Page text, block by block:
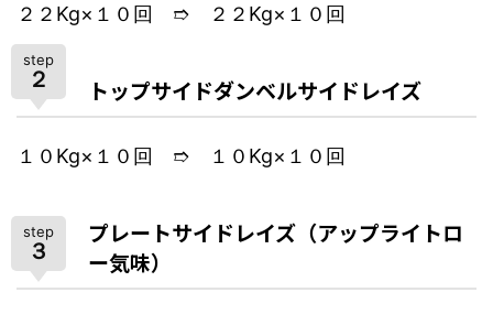
２２Kg×１０回 ➱ ２２Kg×１０回
step
２ トップサイドダンベルサイドレイズ
１０Kg×１０回 ➱ １０Kg×１０回
step
３
プレートサイドレイズ（アップライトロ
ー気味）